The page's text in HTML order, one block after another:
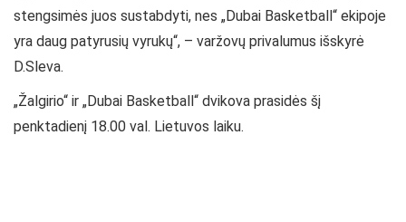
stengsimės juos sustabdyti, nes „Dubai Basketball“ ekipoje
yra daug patyrusių vyrukų“, – varžovų privalumus išskyrė
D.Sleva.
„Žalgirio“ ir „Dubai Basketball“ dvikova prasidės šį
penktadienį 18.00 val. Lietuvos laiku.